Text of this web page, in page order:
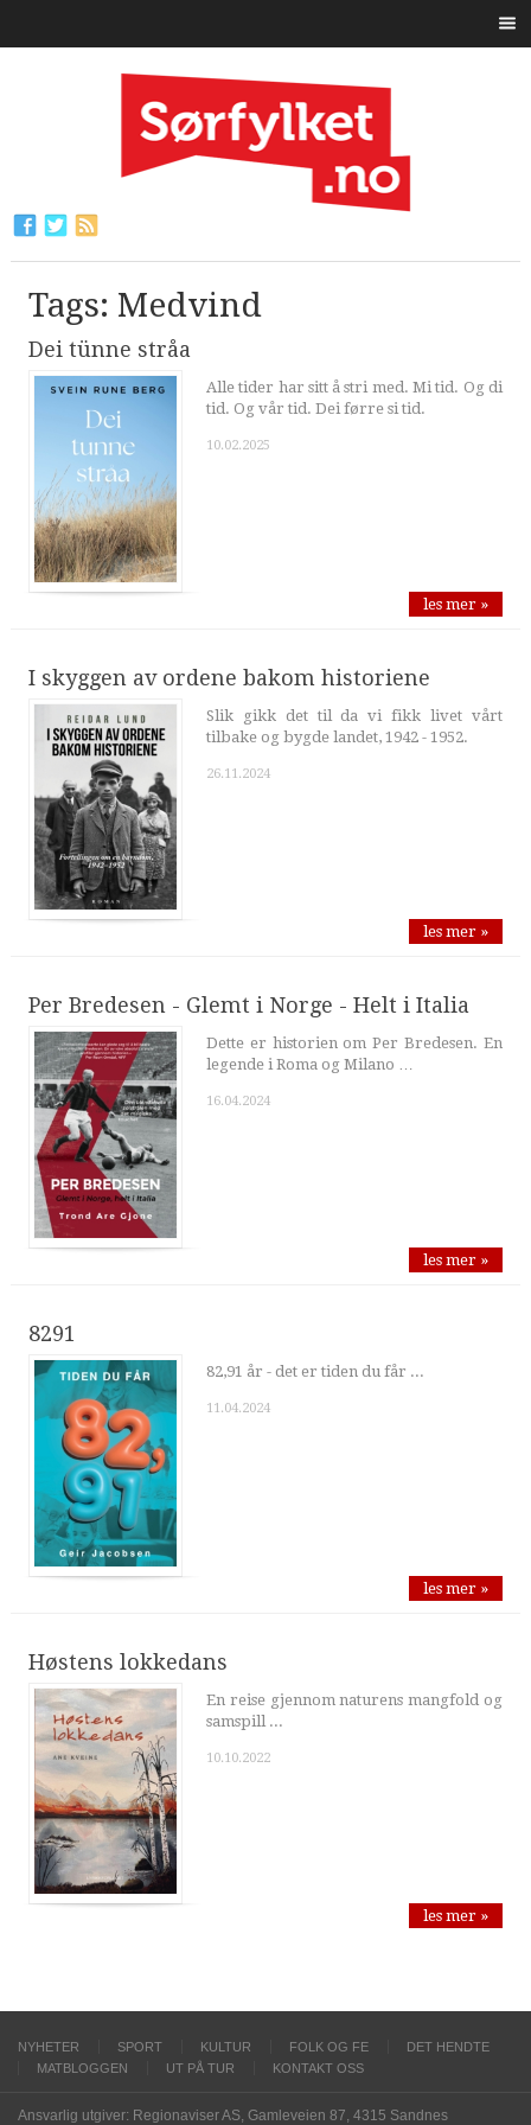
Tags: Medvind
Dei tünne stråa
Alle tider har sitt å stri med. Mi tid. Og di
tid. Og vår tid. Dei førre si tid.
10.02.2025
les mer »
I skyggen av ordene bakom historiene
Slik gikk det til da vi fikk livet vårt
tilbake og bygde landet, 1942 - 1952.
26.11.2024
les mer »
Per Bredesen - Glemt i Norge - Helt i Italia
Dette er historien om Per Bredesen. En
legende i Roma og Milano …
16.04.2024
les mer »
8291
82,91 år - det er tiden du får ...
11.04.2024
les mer »
Høstens lokkedans
En reise gjennom naturens mangfold og
samspill ...
10.10.2022
les mer »
NYHETER SPORT KULTUR FOLK OG FE
DET HENDTE
MATBLOGGEN
UT PÅ TUR KONTAKT OSS
Ansvarlig utgiver: Regionaviser AS, Gamleveien 87, 4315 Sandnes